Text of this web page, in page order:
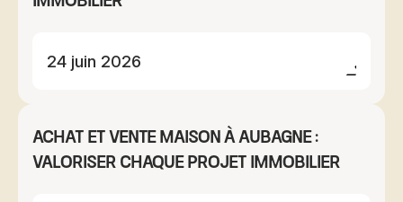
24 juin 2026
Achat et vente maison à Aubagne :
valoriser chaque projet immobilier